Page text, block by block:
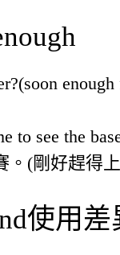
to see the
。(剛好趕得
使用差